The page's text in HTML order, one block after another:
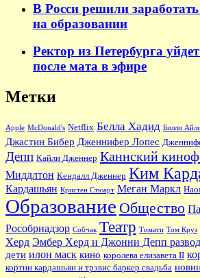
В Росси решили
на образовании
Ректор из Петербурга
после мата в эфире
Метки
Apple McDonald's Netflix Белла Хадид Билли
Джастин Бибер Дженнифер Лопес
Депп Кайли Дженнер Каннский
Миддлтон Кендалл Дженнер Ким
Кардашьян Кристен Стюарт Меган Маркл
Образование Общество
Рособрнадзор Собчак Театр Тимати Том Круз
Херд Эмбер Херд и Джонни Депп развод
дети илон маск кино королева елизавета II
кортни кардашьян и трэвис баркер свадьба